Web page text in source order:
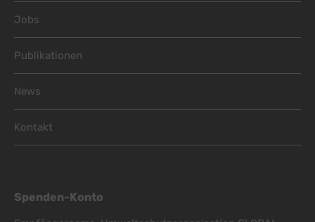
Jobs
Publikationen
News
Kontakt
Spenden-Konto